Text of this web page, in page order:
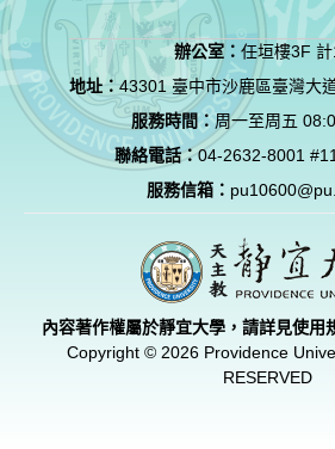
辦公室： 任垣樓3F
地址：43301 臺中市沙鹿區臺灣大
服務時間：周一至周五
聯絡電話：04-2632-8001
服務信箱：
內容著作權屬於靜宜大學，請詳見使用
Copyright © 2026 Providence
RESERVED